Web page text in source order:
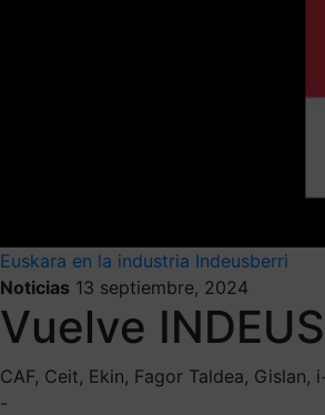
Euskara en la industria Indeusberri
Noticias 13 septiembre, 2024
Vuelve
CAF, Ceit, Ekin, Fagor Taldea,
-